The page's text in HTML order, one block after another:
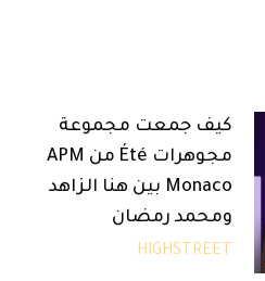
كيف جمعت مجموعة
مجوهرات Été من APM
Monaco بين هنا الزاهد
ومحمد رمضان
HIGHSTREET